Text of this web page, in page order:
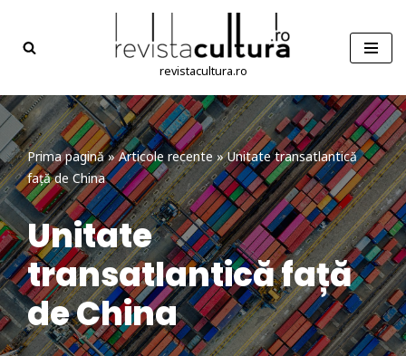
Sari
conținut
revistacultura.ro
Prima pagină»Articole recente »Unitate transatlantică
față de China
Unitate
transatlantică față
de China